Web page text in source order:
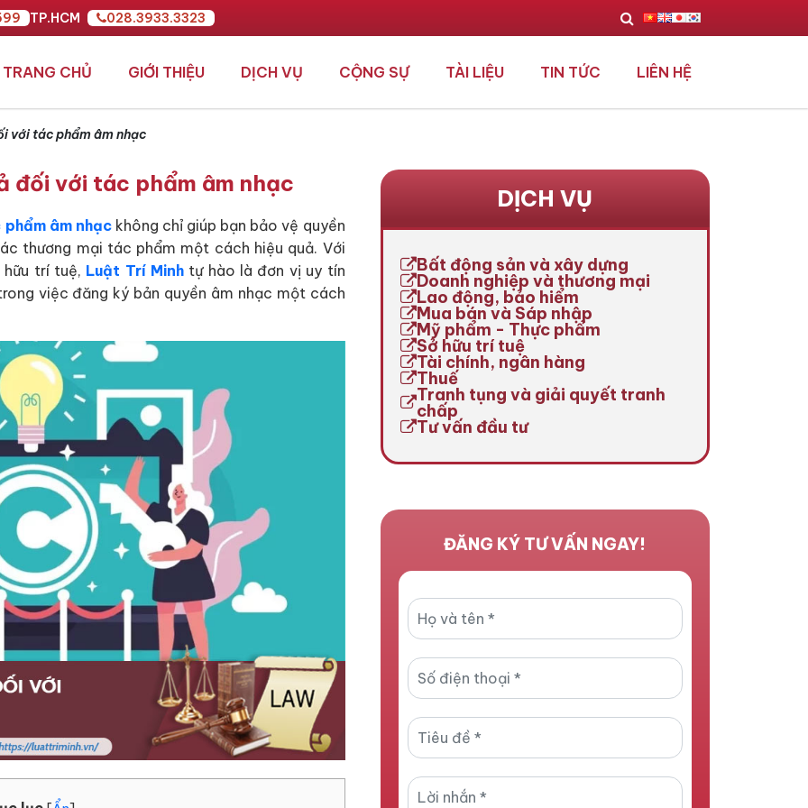
TP.HCM 028.3933.3323
TRANG CHỦ GIỚI THIỆU DỊCH VỤ CỘNG SỰ TÀI LIỆU TIN TỨC LIÊN HỆ
với tác phẩm âm nhạc
đối với tác phẩm âm nhạc
âm nhạckhông chỉ giúp bạn bảo vệ quyền
thương mại tác phẩm một cách hiệu quả. Với
hữu trí tuệ, Luật Trí Minh tự hào là đơn vị uy tín
việc đăng ký bản quyền âm nhạc một cách
DỊCH VỤ
Bất động sản và xây dựng
Doanh nghiệp và thương mại
Lao động, bảo hiểm
Mua bán và Sáp nhập
Mỹ phẩm - Thực phẩm
Sở hữu trí tuệ
Tài chính, ngân hàng
Thuế
Tranh tụng và giải quyết tranh
chấp
Tư vấn đầu tư
ĐĂNG KÝ TƯ VẤN NGAY!